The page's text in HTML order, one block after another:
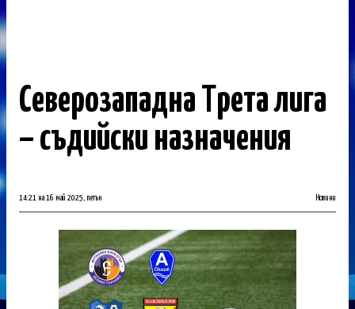
Северозападна Трета лига
– съдийски назначения
14:21 на 16 май 2025, петък Новини